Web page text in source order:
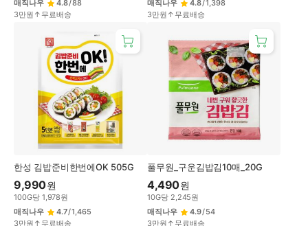
매직나우
4.8/88
3만원↑무료배송
매직나우
4.8/1,398
3만원↑무료배송
한성 김밥준비한번에OK 505G
9,990원
100G당 1,978원
매직나우
4.7/1,465
3만원↑무료배송
풀무원_구운김밥김10매_20G
4,490원
10G당 2,245원
매직나우
4.9/54
3만원↑무료배송